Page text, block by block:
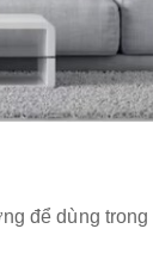
để dùng